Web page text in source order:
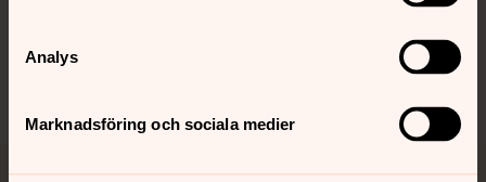
Analys
Marknadsföring och sociala medier